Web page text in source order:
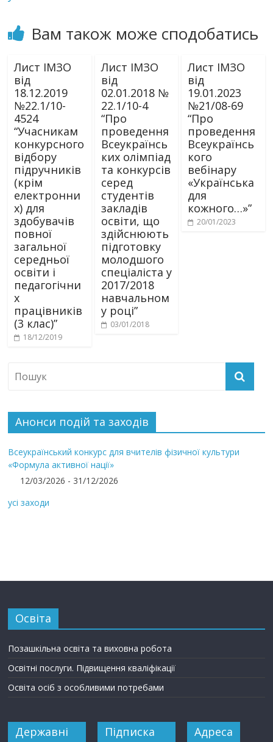
Вам також може сподобатись
Лист ІМЗО
від
18.12.2019
№22.1/10-
4524
“Учасникам
конкурсного
відбору
підручників
(крім
електронни
х) для
здобувачів
повної
загальної
середньої
освіти і
педагогічни
х
працівників
(3 клас)”
18/12/2019
Лист ІМЗО
від
02.01.2018 №
22.1/10-4
“Про
проведення
Всеукраїнсь
ких олімпіад
та конкурсів
серед
студентів
закладів
освіти, що
здійснюють
підготовку
молодшого
спеціаліста у
2017/2018
навчальном
у році”
03/01/2018
Лист ІМЗО
від
19.01.2023
№21/08-69
“Про
проведення
Всеукраїнсь
кого
вебінару
«Українська
для
кожного…»”
20/01/2023
Анонси подій та заходів
Всеукраїнський конкурс для вчителів фізичної культури
«Формула активної нації»
12/03/2026 - 31/12/2026
усі заходи
Освіта
Позашкільна освіта та виховна робота
Освітні послуги. Підвищення кваліфікації
Освіта осіб з особливими потребами
Державні
Підписка
Адреса